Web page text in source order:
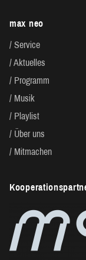
max neo
Service
Aktuelles
Programm
Musik
Playlist
Über uns
Mitmachen